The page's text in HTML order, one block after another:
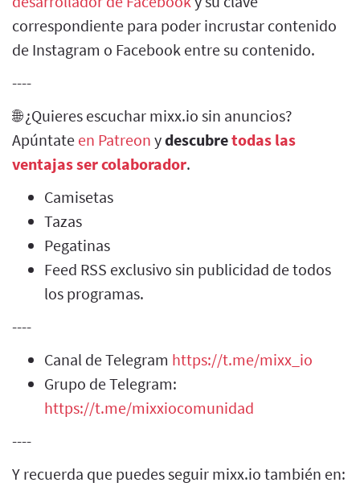
correspondiente para poder incrustar contenido
de Instagram o Facebook entre su contenido.
----
🌐 ¿Quieres escuchar mixx.io sin anuncios?
Apúntate en Patreon ydescubretodas las
ventajas ser colaborador.
Camisetas
Tazas
Pegatinas
Feed RSS exclusivo sin publicidad de todos
los programas.
----
Canal de Telegram https://t.me/mixx_io
Grupo de Telegram:
https://t.me/mixxiocomunidad
----
Y recuerda que puedes seguir mixx.io también en: